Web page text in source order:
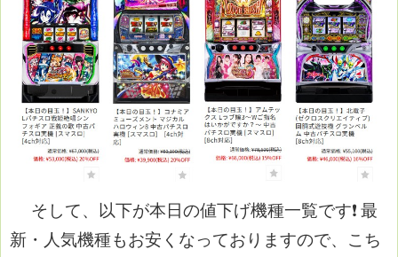
そして、以下が本日の値下げ機種一覧です❗ 最
新・人気機種もお安くなっておりますので、こち